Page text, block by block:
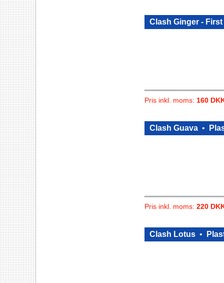
Clash Ginger -
Pris inkl. moms: 160
Clash Guava •
Pris inkl. moms: 220
Clash Lotus •